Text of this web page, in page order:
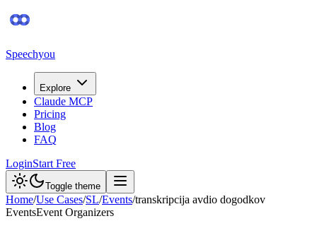
Speechyou
Explore
Claude MCP
Pricing
Blog
FAQ
LoginStart Free
Toggle theme
Home/Use Cases/SL/Events/transkripcija avdio dogodkov
EventsEvent Organizers